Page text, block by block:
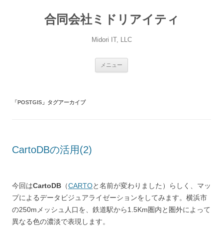
合同会社ミドリアイティ
Midori IT, LLC
メニュー
「POSTGIS 」タグアーカイブ
CartoDBの活用(2)
今回はCartoDB （CARTOと名前が変わりました）らしく、マッ
プによるデータビジュアライゼーションをしてみます。横浜市
の250mメッシュ人口を、鉄道駅から1.5Km圏内と圏外によって
異なる色の濃淡で表現します。